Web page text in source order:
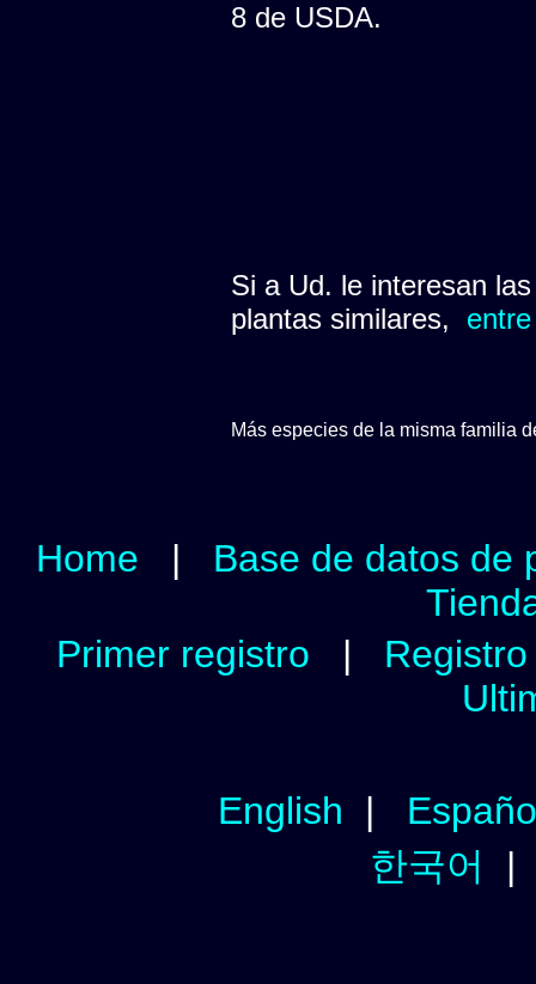
8 de USDA.
Si a Ud. le interesan
plantas similares,
Más especies de la misma familia
Home | Base de datos de
Primer registro |
English |
한국어